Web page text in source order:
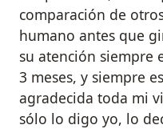
comparación de
humano antes que
su atención siempre
3 meses, y siempre
agradecida toda mi
sólo lo digo yo, lo